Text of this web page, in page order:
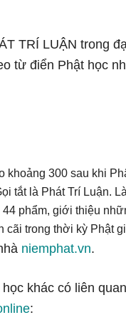
TRÍ LUẬN trong
từ điển Phật học
khoảng 300 sau khi
tắt là Phát Trí Luận.
phẩm, giới thiệu
trong thời kỳ Phật
niemphat.vn.
khác có liên
: